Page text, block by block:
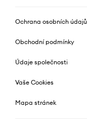
Ochrana osobních údajů
Obchodní podmínky
Údaje společnosti
Vaše Cookies
Mapa stránek